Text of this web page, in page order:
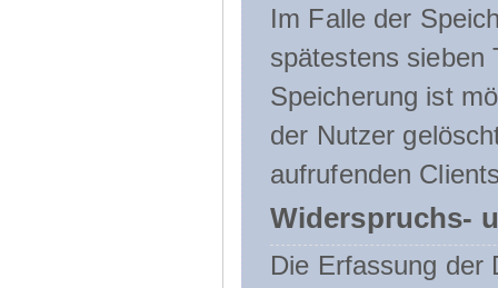
Im Falle der
spätestens sieben
Speicherung ist
der Nutzer
aufrufenden
Widerspruchs-
Die Erfassung der